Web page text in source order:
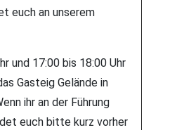
euch an unserem
und 17:00 bis 18:00 Uhr
Gasteig Gelände in
ihr an der Führung
euch bitte kurz vorher